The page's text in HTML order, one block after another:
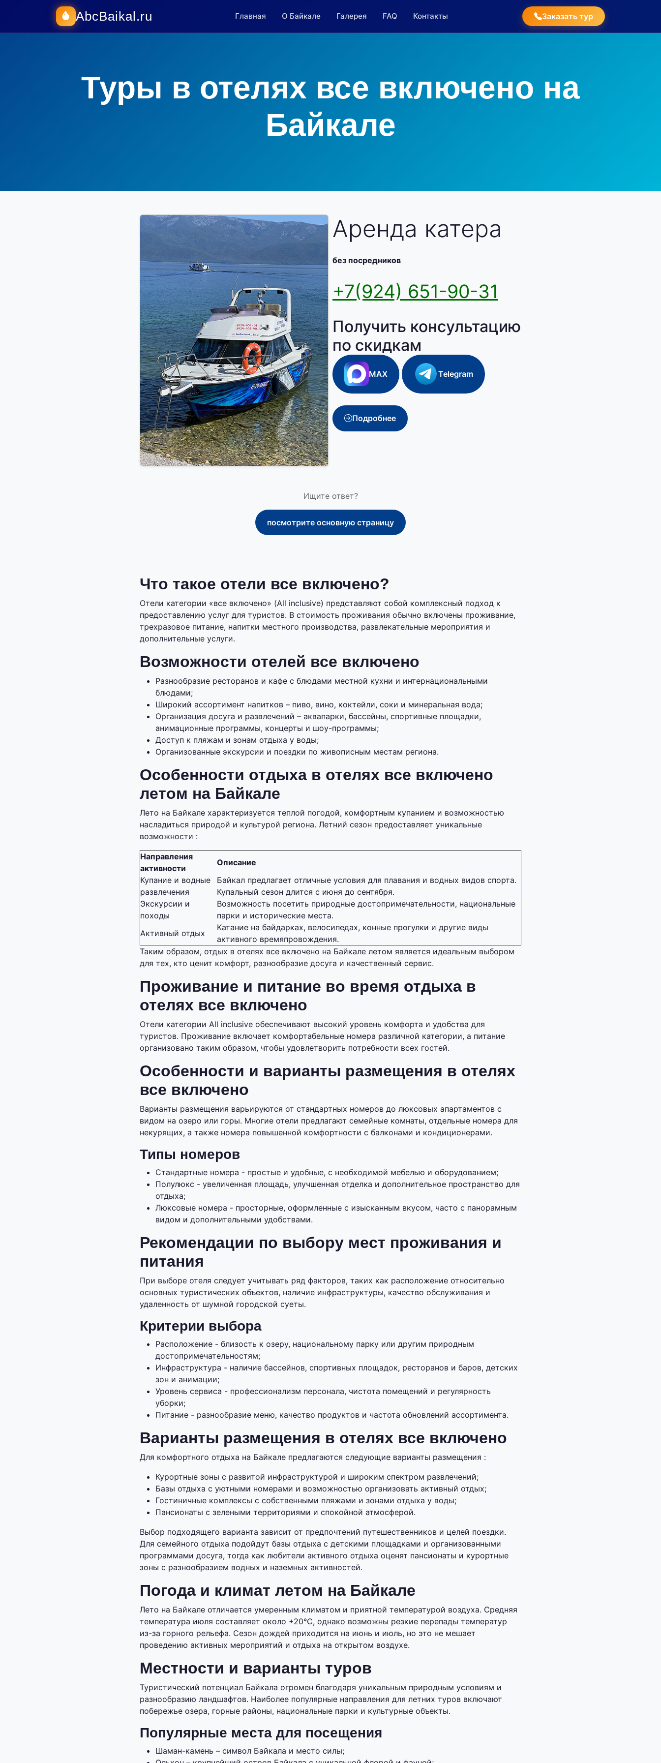
AbcBaikal.ru Главная О Байкале Галерея FAQ Контакты Заказать тур
Туры в отелях все включено на
Байкале
Аренда катера
без посредников
+7(924) 651-90-31
Получить консультацию
по скидкам
MAX Telegram
Подробнее
Ищите ответ?
посмотрите основную страницу
Что такое отели все включено?
Отели категории «все включено» (All inclusive) представляют собой комплексный подход к
предоставлению услуг для туристов. В стоимость проживания обычно включены проживание,
трехразовое питание, напитки местного производства, развлекательные мероприятия и
дополнительные услуги.
Возможности отелей все включено
Разнообразие ресторанов и кафе с блюдами местной кухни и интернациональными
блюдами;
Широкий ассортимент напитков – пиво, вино, коктейли, соки и минеральная вода;
Организация досуга и развлечений – аквапарки, бассейны, спортивные площадки,
анимационные программы, концерты и шоу-программы;
Доступ к пляжам и зонам отдыха у воды;
Организованные экскурсии и поездки по живописным местам региона.
Особенности отдыха в отелях все включено
летом на Байкале
Лето на Байкале характеризуется теплой погодой, комфортным купанием и возможностью
насладиться природой и культурой региона. Летний сезон предоставляет уникальные
возможности :
Направления
активности
Описание
Купание и водные
развлечения
Байкал предлагает отличные условия для плавания и водных видов спорта.
Купальный сезон длится с июня до сентября.
Экскурсии и
походы
Возможность посетить природные достопримечательности, национальные
парки и исторические места.
Активный отдых
Катание на байдарках, велосипедах, конные прогулки и другие виды
активного времяпровождения.
Таким образом, отдых в отелях все включено на Байкале летом является идеальным выбором
для тех, кто ценит комфорт, разнообразие досуга и качественный сервис.
Проживание и питание во время отдыха в
отелях все включено
Отели категории All inclusive обеспечивают высокий уровень комфорта и удобства для
туристов. Проживание включает комфортабельные номера различной категории, а питание
организовано таким образом, чтобы удовлетворить потребности всех гостей.
Особенности и варианты размещения в отелях
все включено
Варианты размещения варьируются от стандартных номеров до люксовых апартаментов с
видом на озеро или горы. Многие отели предлагают семейные комнаты, отдельные номера для
некурящих, а также номера повышенной комфортности с балконами и кондиционерами.
Типы номеров
Стандартные номера - простые и удобные, с необходимой мебелью и оборудованием;
Полулюкс - увеличенная площадь, улучшенная отделка и дополнительное пространство для
отдыха;
Люксовые номера - просторные, оформленные с изысканным вкусом, часто с панорамным
видом и дополнительными удобствами.
Рекомендации по выбору мест проживания и
питания
При выборе отеля следует учитывать ряд факторов, таких как расположение относительно
основных туристических объектов, наличие инфраструктуры, качество обслуживания и
удаленность от шумной городской суеты.
Критерии выбора
Расположение - близость к озеру, национальному парку или другим природным
достопримечательностям;
Инфраструктура - наличие бассейнов, спортивных площадок, ресторанов и баров, детских
зон и анимации;
Уровень сервиса - профессионализм персонала, чистота помещений и регулярность
уборки;
Питание - разнообразие меню, качество продуктов и частота обновлений ассортимента.
Варианты размещения в отелях все включено
Для комфортного отдыха на Байкале предлагаются следующие варианты размещения :
Курортные зоны с развитой инфраструктурой и широким спектром развлечений;
Базы отдыха с уютными номерами и возможностью организовать активный отдых;
Гостиничные комплексы с собственными пляжами и зонами отдыха у воды;
Пансионаты с зелеными территориями и спокойной атмосферой.
Выбор подходящего варианта зависит от предпочтений путешественников и целей поездки.
Для семейного отдыха подойдут базы отдыха с детскими площадками и организованными
программами досуга, тогда как любители активного отдыха оценят пансионаты и курортные
зоны с разнообразием водных и наземных активностей.
Погода и климат летом на Байкале
Лето на Байкале отличается умеренным климатом и приятной температурой воздуха. Средняя
температура июля составляет около +20°C, однако возможны резкие перепады температур
из-за горного рельефа. Сезон дождей приходится на июнь и июль, но это не мешает
проведению активных мероприятий и отдыха на открытом воздухе.
Местности и варианты туров
Туристический потенциал Байкала огромен благодаря уникальным природным условиям и
разнообразию ландшафтов. Наиболее популярные направления для летних туров включают
побережье озера, горные районы, национальные парки и культурные объекты.
Популярные места для посещения
Шаман-камень – символ Байкала и место силы;